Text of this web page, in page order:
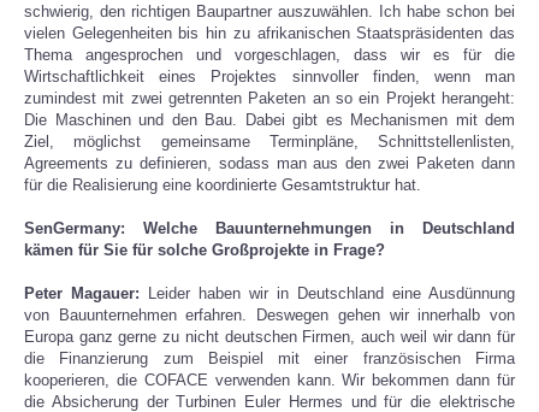
schwierig, den richtigen Baupartner auszuwählen. Ich habe schon bei
vielen Gelegenheiten bis hin zu afrikanischen Staatspräsidenten das
Thema angesprochen und vorgeschlagen, dass wir es für die
Wirtschaftlichkeit eines Projektes sinnvoller finden, wenn man
zumindest mit zwei getrennten Paketen an so ein Projekt herangeht:
Die Maschinen und den Bau. Dabei gibt es Mechanismen mit dem
Ziel, möglichst gemeinsame Terminpläne, Schnittstellenlisten,
Agreements zu definieren, sodass man aus den zwei Paketen dann
für die Realisierung eine koordinierte Gesamtstruktur hat.
SenGermany: Welche Bauunternehmungen in Deutschland
kämen für Sie für solche Großprojekte in Frage?
Peter Magauer: Leider haben wir in Deutschland eine Ausdünnung
von Bauunternehmen erfahren. Deswegen gehen wir innerhalb von
Europa ganz gerne zu nicht deutschen Firmen, auch weil wir dann für
die Finanzierung zum Beispiel mit einer französischen Firma
kooperieren, die COFACE verwenden kann. Wir bekommen dann für
die Absicherung der Turbinen Euler Hermes und für die elektrische